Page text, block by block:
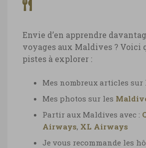
Envie d’en apprendre
voyages aux Maldives ? Voici
pistes à explorer :
Mes nombreux articles sur
Mes photos sur les
Partir aux Maldives avec :
Airways, XL Airways
Je vous recommande les